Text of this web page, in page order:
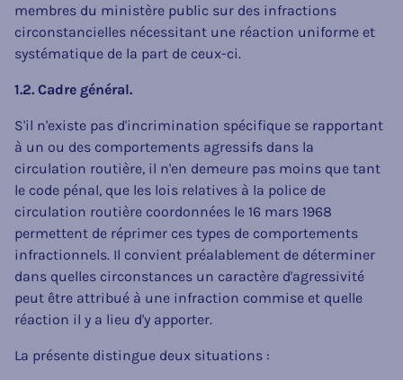
membres du ministère public sur des infractions
circonstancielles nécessitant une réaction uniforme et
systématique de la part de ceux-ci.
1.2. Cadre général.
S'il n'existe pas d'incrimination spécifique se rapportant
à un ou des comportements agressifs dans la
circulation routière, il n'en demeure pas moins que tant
le code pénal, que les lois relatives à la police de
circulation routière coordonnées le 16 mars 1968
permettent de réprimer ces types de comportements
infractionnels. Il convient préalablement de déterminer
dans quelles circonstances un caractère d'agressivité
peut être attribué à une infraction commise et quelle
réaction il y a lieu d'y apporter.
La présente distingue deux situations :